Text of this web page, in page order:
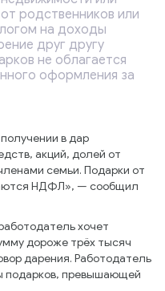
родственников или
на доходы
друг другу
не облагается
оформления за
в дар
акций, долей от
семьи. Подарки от
НДФЛ», — сообщил
хочет
дороже трёх тысяч
дарения. Работодатель
подарков, превышающей